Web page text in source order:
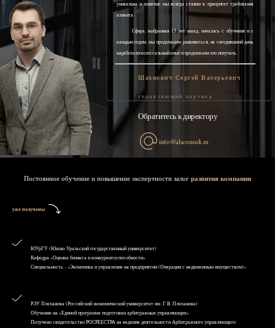
уникальна и конечно мы всегда ставим в приоритет требования
клиента.
Сфера, выбранная 15 лет назад, началась с обучения и с
каждым годом, мы продолжаем развиваться, на сегодняшний день
наработали колоссальный опыт и продолжаем его получать.
Шахнович Сергей Валерьевич
управляющий партнер
Обратитесь к директору
info@alsconsult.ru
Постоянное обучение и повышение экспертности залог развития компании
уже получены
ЮУрГУ (Южно-Уральский государственный университет)
Кафедра «Оценка бизнеса и конкурентоспособности»
Специальность - «Экономика и управление на предприятии (Операции с недвижимым имуществом)»
РЭУ Плеханова (Российский экономический университет им. Г.В. Плеханова)
Обучение на «Единой программе подготовки арбитражных управляющих»
Получено свидетельство РОСРЕЕСТРА на ведение деятельности Арбитражного управляющего